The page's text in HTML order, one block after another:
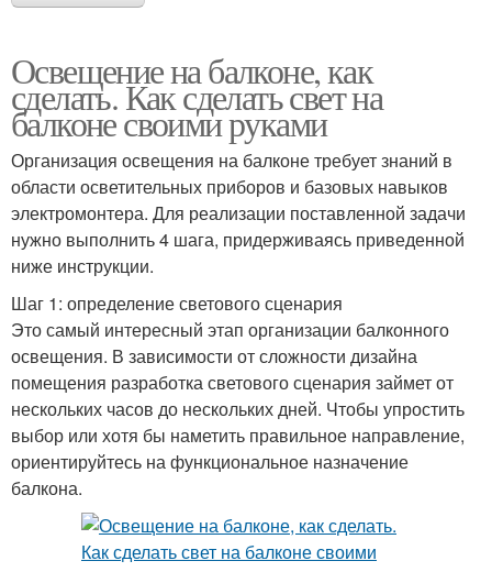
Освещение на балконе, как
сделать. Как сделать свет на
балконе своими руками
Организация освещения на балконе требует знаний в
области осветительных приборов и базовых навыков
электромонтера. Для реализации поставленной задачи
нужно выполнить 4 шага, придерживаясь приведенной
ниже инструкции.
Шаг 1: определение светового сценария
Это самый интересный этап организации балконного
освещения. В зависимости от сложности дизайна
помещения разработка светового сценария займет от
нескольких часов до нескольких дней. Чтобы упростить
выбор или хотя бы наметить правильное направление,
ориентируйтесь на функциональное назначение
балкона.